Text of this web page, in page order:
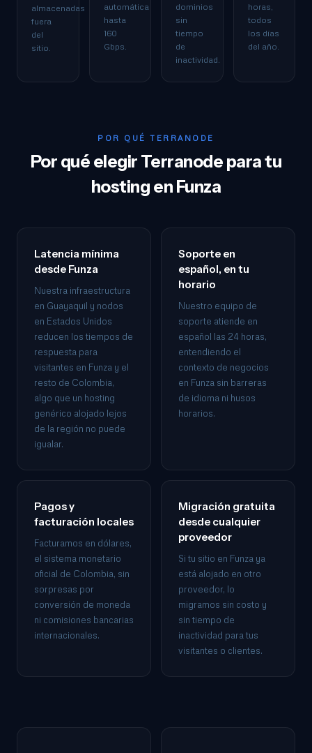
almacenadas
fuera
del
sitio.
automática
hasta
160
Gbps.
dominios
sin
tiempo
de
inactividad.
horas,
todos
los días
del año.
POR QUÉ TERRANODE
Por qué elegir Terranode para tu
hosting en Funza
Latencia mínima
desde Funza
Nuestra infraestructura
en Guayaquil y nodos
en Estados Unidos
reducen los tiempos de
respuesta para
visitantes en Funza y el
resto de Colombia,
algo que un hosting
genérico alojado lejos
de la región no puede
igualar.
Soporte en
español, en tu
horario
Nuestro equipo de
soporte atiende en
español las 24 horas,
entendiendo el
contexto de negocios
en Funza sin barreras
de idioma ni husos
horarios.
Pagos y
facturación locales
Facturamos en dólares,
el sistema monetario
oficial de Colombia, sin
sorpresas por
conversión de moneda
ni comisiones bancarias
internacionales.
Migración gratuita
desde cualquier
proveedor
Si tu sitio en Funza ya
está alojado en otro
proveedor, lo
migramos sin costo y
sin tiempo de
inactividad para tus
visitantes o clientes.